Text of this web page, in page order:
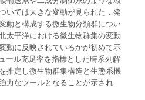
いては大きな変動が見られた．発
動と構成する微生物分類群につい
太平洋における微生物群集の変動
動に反映されているかが初めて示
ール充足率を指標とした時系列解
推定し微生物群集構造と生態系機
力なツールとなることが示され